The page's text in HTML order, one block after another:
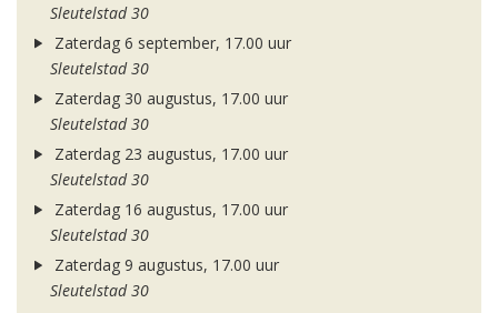
Sleutelstad 30
Zaterdag 6 september, 17.00 uur
Sleutelstad 30
Zaterdag 30 augustus, 17.00 uur
Sleutelstad 30
Zaterdag 23 augustus, 17.00 uur
Sleutelstad 30
Zaterdag 16 augustus, 17.00 uur
Sleutelstad 30
Zaterdag 9 augustus, 17.00 uur
Sleutelstad 30